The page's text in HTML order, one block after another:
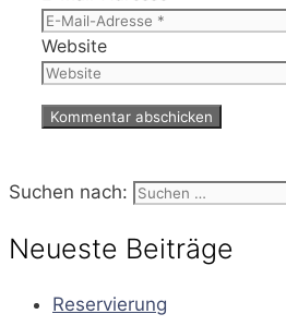
Website
Suchen nach:
Neueste Beiträge
Reservierung